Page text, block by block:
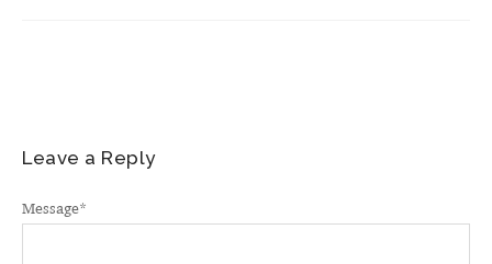
Leave a Reply
Message*